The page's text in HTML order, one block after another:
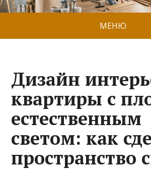
МЕНЮ
Дизайн
квартиры с
естественным
светом: как
пространство